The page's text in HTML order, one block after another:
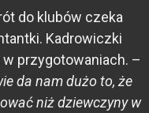
do klubów czeka
Kadrowiczki
w przygotowaniach. –
da nam dużo to, że
niż dziewczyny w